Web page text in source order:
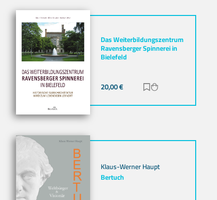
Das Weiterbildungszentrum
Ravensberger Spinnerei in
Bielefeld
20,00€ Zur Merkliste
Klaus-Werner Haupt
Bertuch